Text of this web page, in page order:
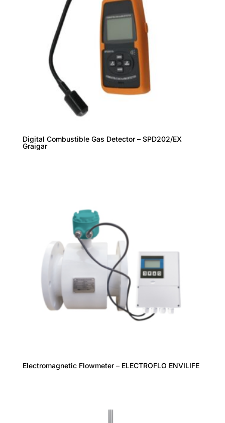
Digital Combustible Gas Detector – SPD202/EX
Graigar
Electromagnetic Flowmeter – ELECTROFLO ENVILIFE